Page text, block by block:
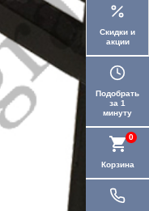
Скидки и
акции
Подобрать
за 1
минуту
Корзина
0